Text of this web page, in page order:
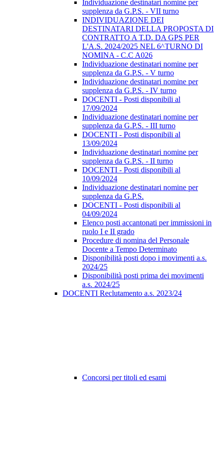
Individuazione destinatari nomine per
supplenza da G.P.S. - VII turno
INDIVIDUAZIONE DEI
DESTINATARI DELLA PROPOSTA DI
CONTRATTO A T.D. DA GPS PER
L'A.S. 2024/2025 NEL 6^TURNO DI
NOMINA - C.C A026
Individuazione destinatari nomine per
supplenza da G.P.S. - V turno
Individuazione destinatari nomine per
supplenza da G.P.S. - IV turno
DOCENTI - Posti disponibili al
17/09/2024
Individuazione destinatari nomine per
supplenza da G.P.S. - III turno
DOCENTI - Posti disponibili al
13/09/2024
Individuazione destinatari nomine per
supplenza da G.P.S. - II turno
DOCENTI - Posti disponibili al
10/09/2024
Individuazione destinatari nomine per
supplenza da G.P.S.
DOCENTI - Posti disponibili al
04/09/2024
Elenco posti accantonati per immissioni in
ruolo I e II grado
Procedure di nomina del Personale
Docente a Tempo Determinato
Disponibilità posti dopo i movimenti a.s.
2024/25
Disponibilità posti prima dei movimenti
a.s. 2024/25
DOCENTI Reclutamento a.s. 2023/24
Concorsi per titoli ed esami